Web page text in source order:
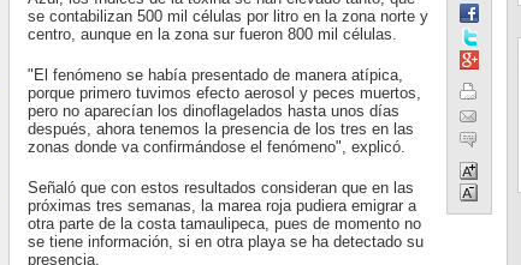
se contabilizan 500 mil células por litro en la zona norte y
centro, aunque en la zona sur fueron 800 mil células.
"El fenómeno se había presentado de manera atípica,
porque primero tuvimos efecto aerosol y peces muertos,
pero no aparecían los dinoflagelados hasta unos días
después, ahora tenemos la presencia de los tres en las
zonas donde va confirmándose el fenómeno", explicó.
Señaló que con estos resultados consideran que en las
próximas tres semanas, la marea roja pudiera emigrar a
otra parte de la costa tamaulipeca, pues de momento no
se tiene información, si en otra playa se ha detectado su
presencia.